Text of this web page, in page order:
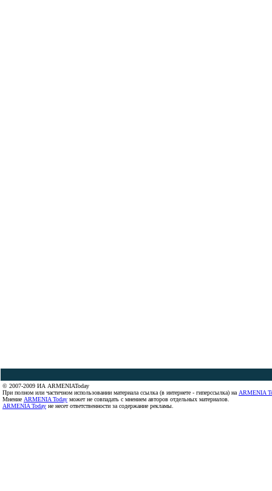
© 2007-2009 ИА ARMENIAToday
При полном или частичном использовании материала ссылка (в интернете - гиперссылка) на ARMENIA
Мнение ARMENIA Today может не совпадать с мнением авторов отдельных материалов.
ARMENIA Today не несет ответственности за содержание рекламы.